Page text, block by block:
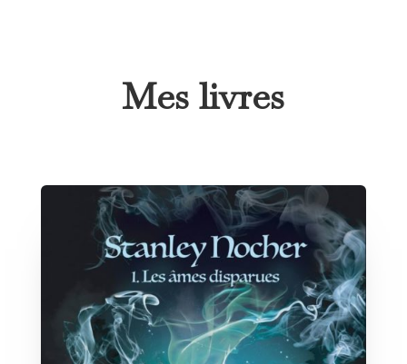
Mes livres